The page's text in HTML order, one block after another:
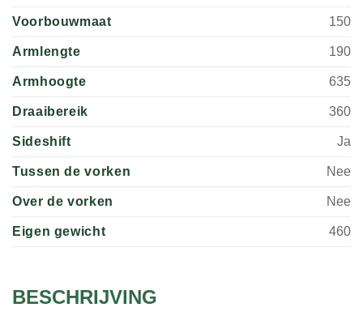
Voorbouwmaat 150
Armlengte 190
Armhoogte 635
Draaibereik 360
Sideshift Ja
Tussen de vorken Nee
Over de vorken Nee
Eigen gewicht 460
BESCHRIJVING